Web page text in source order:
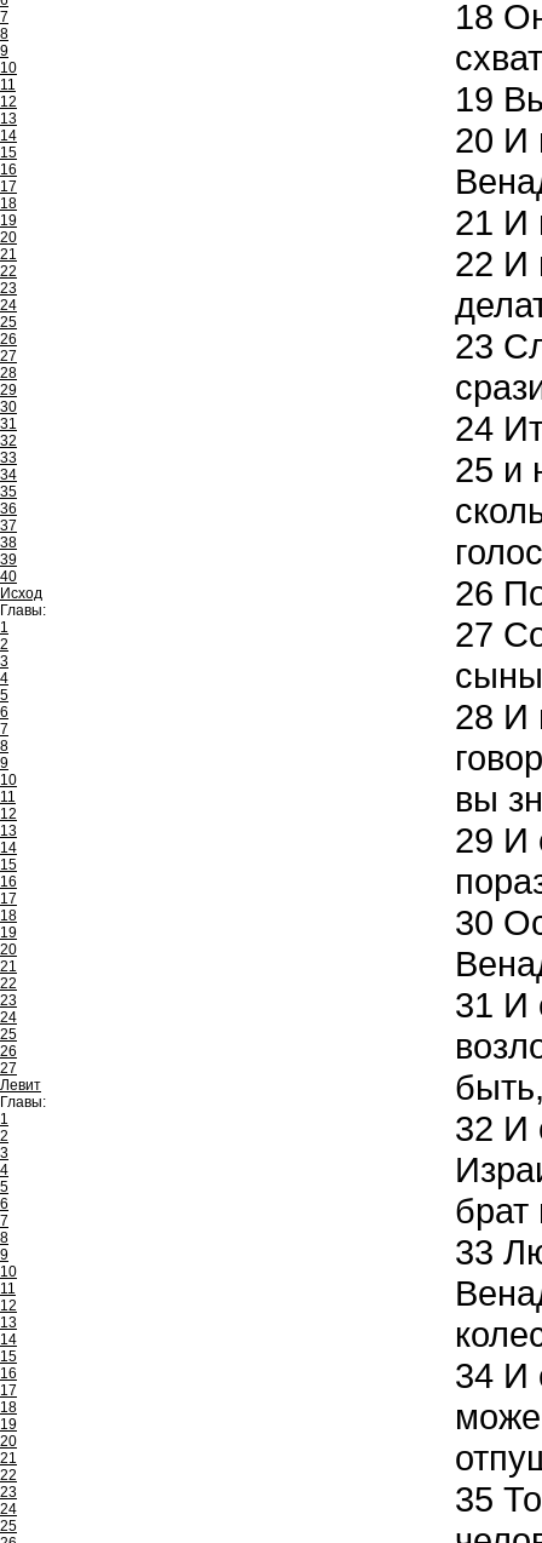
7
8
9
10
11
12
13
14
15
16
17
18
19
20
21
22
23
24
25
26
27
28
29
30
31
32
33
34
35
36
37
38
39
40
Исход
Главы:
1
2
3
4
5
6
7
8
9
10
11
12
13
14
15
16
17
18
19
20
21
22
23
24
25
26
27
Левит
Главы:
1
2
3
4
5
6
7
8
9
10
11
12
13
14
15
16
17
18
19
20
21
22
23
24
25
18
19
20 И
21 И
22 И
23
24
25 и
26
27
28 И
вы
29 И
30
31 И
32 И
33
34 И
35